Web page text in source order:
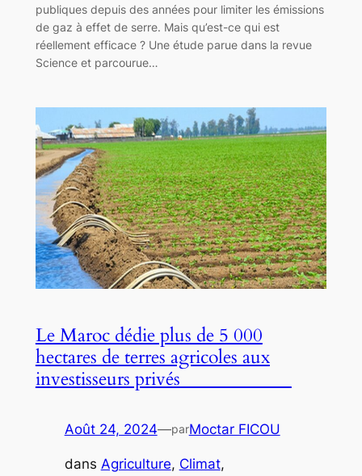
publiques depuis des années pour limiter les émissions
de gaz à effet de serre. Mais qu’est-ce qui est
réellement efficace ? Une étude parue dans la revue
Science et parcourue…
Le Maroc dédie plus de 5 000
hectares de terres agricoles aux
investisseurs privés
Août 24, 2024—parMoctar FICOU
dans Agriculture, Climat